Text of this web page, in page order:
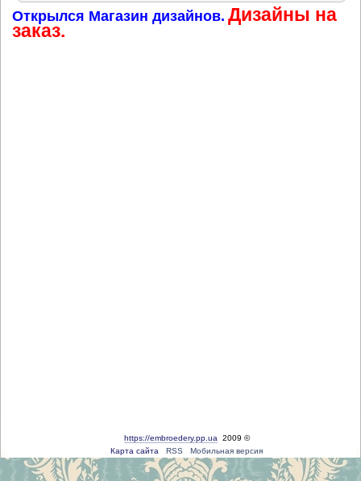
часа
Открылся Магазин дизайнов. Дизайны на
заказ.
https://embroedery.pp.ua 2009 ©
Карта сайта
RSS Мобильная версия